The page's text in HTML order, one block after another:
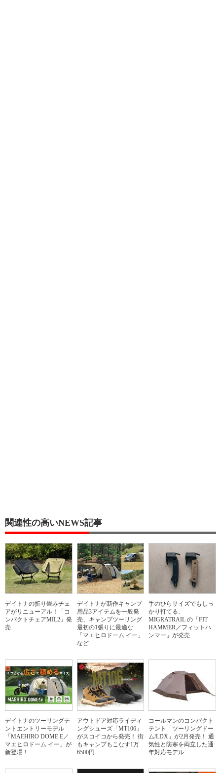
関連性の高いNEWS記事
デイトナの折り畳みチェ
アがリニューアル！「コ
ンパクトチェアMIL2」発
売
デイトナが新作キャンプ
用品3アイテムを一般発
売、キャンプツーリング
最初の1張りに最適な
「マエヒロドーム イー」
など
手のひらサイズでもしっ
かり打てる、
MIGRATRAIL の「FIT
HAMMER／フィットハ
ンマー」が発売
デイトナのツーリングテ
ントエントリーモデル
「MAEHIRO DOME E／
マエヒロドーム イー」が
新登場！
アウトドア対応ライディ
ングシューズ「MT106」
がスコイコから発売！ 街
もキャンプもこなす1万
6500円
コールマンのコンパクト
テント「ツーリングドー
ム/LDX」が2月発売！ 通
気性と防寒を両立した通
年対応モデル